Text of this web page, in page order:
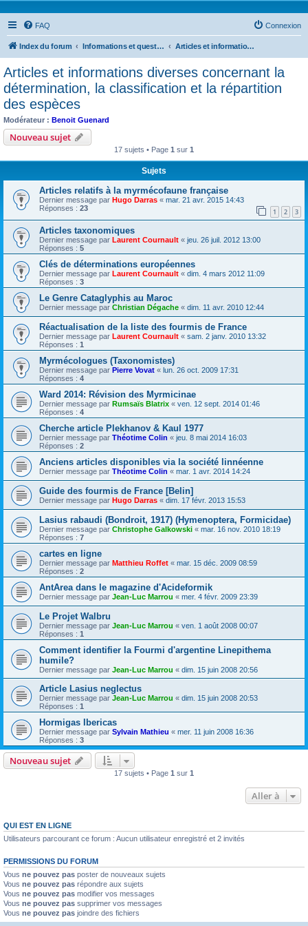
FAQ Connexion
Index du forum Informations et questions taxonomiques Articles et informations diverses concernant la détermination, la classification et la répartition des espèces
Articles et informations diverses concernant la
détermination, la classification et la répartition
des espèces
Modérateur : Benoit Guenard
Nouveau sujet
17 sujets • Page 1 sur 1
Sujets
Articles relatifs à la myrmécofaune française
Dernier message par Hugo Darras « mar. 21 avr. 2015 14:43
Réponses : 23 1 2 3
Articles taxonomiques
Dernier message par Laurent Cournault « jeu. 26 juil. 2012 13:00
Réponses : 5
Clés de déterminations européennes
Dernier message par Laurent Cournault « dim. 4 mars 2012 11:09
Réponses : 3
Le Genre Cataglyphis au Maroc
Dernier message par Christian Dégache « dim. 11 avr. 2010 12:44
Réactualisation de la liste des fourmis de France
Dernier message par Laurent Cournault « sam. 2 janv. 2010 13:32
Réponses : 1
Myrmécologues (Taxonomistes)
Dernier message par Pierre Vovat « lun. 26 oct. 2009 17:31
Réponses : 4
Ward 2014: Révision des Myrmicinae
Dernier message par Rumsaïs Blatrix « ven. 12 sept. 2014 01:46
Réponses : 4
Cherche article Plekhanov & Kaul 1977
Dernier message par Théotime Colin « jeu. 8 mai 2014 16:03
Réponses : 2
Anciens articles disponibles via la société linnéenne
Dernier message par Théotime Colin « mar. 1 avr. 2014 14:24
Guide des fourmis de France [Belin]
Dernier message par Hugo Darras « dim. 17 févr. 2013 15:53
Lasius rabaudi (Bondroit, 1917) (Hymenoptera, Formicidae)
Dernier message par Christophe Galkowski « mar. 16 nov. 2010 18:19
Réponses : 7
cartes en ligne
Dernier message par Matthieu Roffet « mar. 15 déc. 2009 08:59
Réponses : 2
AntArea dans le magazine d'Acideformik
Dernier message par Jean-Luc Marrou « mer. 4 févr. 2009 23:39
Le Projet Walbru
Dernier message par Jean-Luc Marrou « ven. 1 août 2008 00:07
Réponses : 1
Comment identifier la Fourmi d'argentine Linepithema
humile?
Dernier message par Jean-Luc Marrou « dim. 15 juin 2008 20:56
Article Lasius neglectus
Dernier message par Jean-Luc Marrou « dim. 15 juin 2008 20:53
Réponses : 1
Hormigas Ibericas
Dernier message par Sylvain Mathieu « mer. 11 juin 2008 16:36
Réponses : 3
Nouveau sujet
17 sujets • Page 1 sur 1
Aller à
QUI EST EN LIGNE
Utilisateurs parcourant ce forum : Aucun utilisateur enregistré et 2 invités
PERMISSIONS DU FORUM
Vous ne pouvez pas poster de nouveaux sujets
Vous ne pouvez pas répondre aux sujets
Vous ne pouvez pas modifier vos messages
Vous ne pouvez pas supprimer vos messages
Vous ne pouvez pas joindre des fichiers